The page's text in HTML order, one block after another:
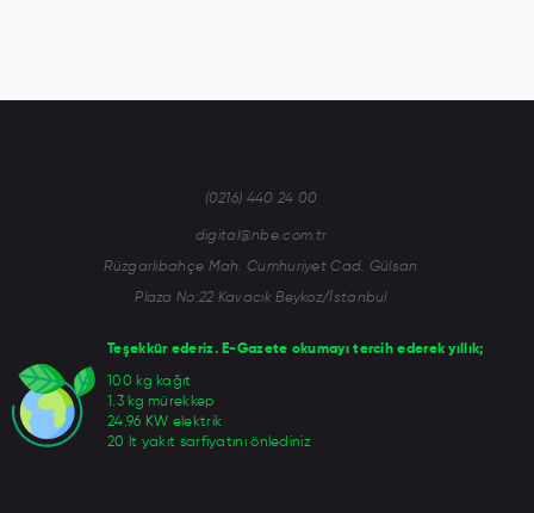
Teşekkür ederiz. E-Gazete okumayı tercih ederek yıllık;
100 kg kağıt
1.3 kg mürekkep
24.96 KW elektrik
20 lt yakıt sarfiyatını önlediniz
(0216) 440 24 00
digital@nbe.com.tr
Rüzgarlıbahçe Mah. Cumhuriyet Cad. Gülsan
Plaza No:22 Kavacık Beykoz/İstanbul